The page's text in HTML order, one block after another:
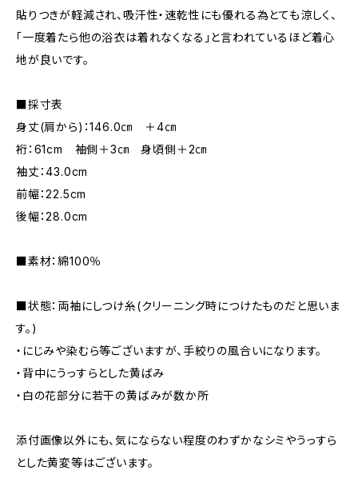
貼りつきが軽減され、吸汗性・速乾性にも優れる為とても涼しく、
「一度着たら他の浴衣は着れなくなる」と言われているほど着心
地が良いです。
■採寸表
身丈(肩から)：146.0㎝ ＋4㎝
裄：61cm 袖側＋3㎝ 身頃側＋2㎝
袖丈：43.0cm
前幅：22.5cm
後幅：28.0cm
■素材：綿100％
■状態：両袖にしつけ糸(クリーニング時につけたものだと思いま
す。)
・にじみや染むら等ございますが、手絞りの風合いになります。
・背中にうっすらとした黄ばみ
・白の花部分に若干の黄ばみが数か所
添付画像以外にも、気にならない程度のわずかなシミやうっすら
とした黄変等はございます。